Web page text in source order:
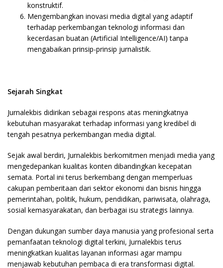
konstruktif.
Mengembangkan inovasi media digital yang adaptif
terhadap perkembangan teknologi informasi dan
kecerdasan buatan (Artificial Intelligence/AI) tanpa
mengabaikan prinsip-prinsip jurnalistik.
Sejarah Singkat
Jurnalekbis didirikan sebagai respons atas meningkatnya
kebutuhan masyarakat terhadap informasi yang kredibel di
tengah pesatnya perkembangan media digital.
Sejak awal berdiri, Jurnalekbis berkomitmen menjadi media yang
mengedepankan kualitas konten dibandingkan kecepatan
semata. Portal ini terus berkembang dengan memperluas
cakupan pemberitaan dari sektor ekonomi dan bisnis hingga
pemerintahan, politik, hukum, pendidikan, pariwisata, olahraga,
sosial kemasyarakatan, dan berbagai isu strategis lainnya.
Dengan dukungan sumber daya manusia yang profesional serta
pemanfaatan teknologi digital terkini, Jurnalekbis terus
meningkatkan kualitas layanan informasi agar mampu
menjawab kebutuhan pembaca di era transformasi digital.